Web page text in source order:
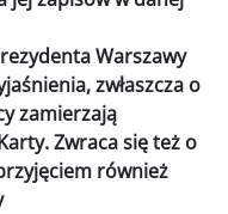
Warszawy
zwłaszcza o
zamierzają
Zwraca się też o
również